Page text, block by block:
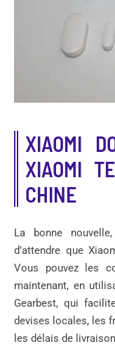
XIAOMI
XIAOMI
CHINE
La bonne
d’attendre que
Vous pouvez les
maintenant, en
Gearbest, qui
devises locales, les
les délais de